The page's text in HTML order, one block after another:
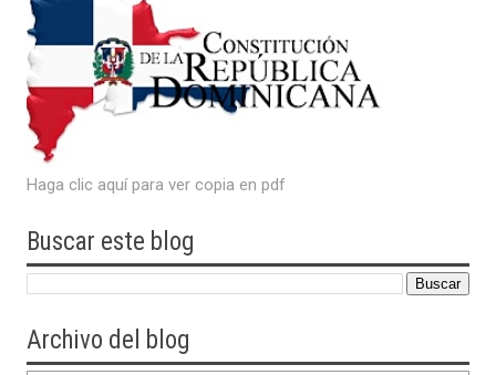
Haga clic aquí para ver copia en pdf
Buscar este blog
Archivo del blog